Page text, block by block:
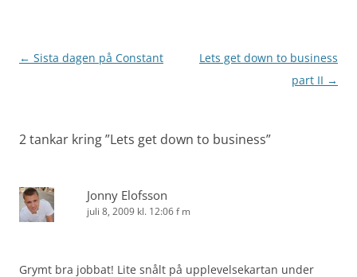
Inläggsnavigering
← Sista dagen på Constant
Lets get down to business
part II →
2 tankar kring ”Lets get down to business”
Jonny Elofsson
juli 8, 2009 kl. 12:06 f m
Grymt bra jobbat! Lite snålt på upplevelsekartan under